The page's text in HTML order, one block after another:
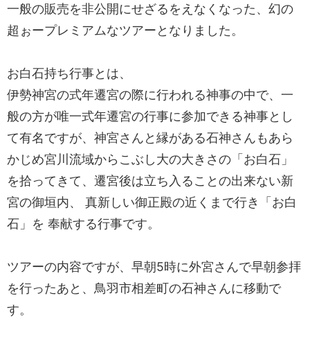
一般の販売を非公開にせざるをえなくなった、幻の
超ぉープレミアムなツアーとなりました。
お白石持ち行事とは、
伊勢神宮の式年遷宮の際に行われる神事の中で、一
般の方が唯一式年遷宮の行事に参加できる神事とし
て有名ですが、神宮さんと縁がある石神さんもあら
かじめ宮川流域からこぶし大の大きさの「お白石」
を拾ってきて、遷宮後は立ち入ることの出来ない新
宮の御垣内、 真新しい御正殿の近くまで行き「お白
石」を 奉献する行事です。
ツアーの内容ですが、早朝5時に外宮さんで早朝参拝
を行ったあと、鳥羽市相差町の石神さんに移動で
す。